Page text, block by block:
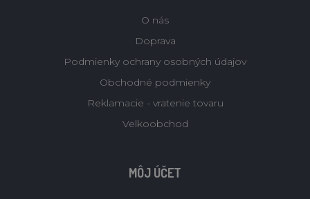
O nás
Doprava
Podmienky ochrany osobných údajov
Obchodné podmienky
Reklamacie - vratenie tovaru
Velkoobchod
MÔJ ÚČET